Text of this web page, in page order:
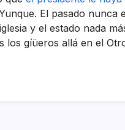
El pasado nunca
y el estado nada
los gíüeros allá en el